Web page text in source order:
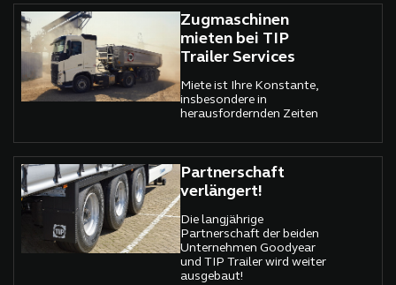
Zugmaschinen
mieten bei TIP
Trailer Services
Miete ist Ihre Konstante,
insbesondere in
herausfordernden Zeiten
Partnerschaft
verlängert!
Die langjährige
Partnerschaft der beiden
Unternehmen Goodyear
und TIP Trailer wird weiter
ausgebaut!